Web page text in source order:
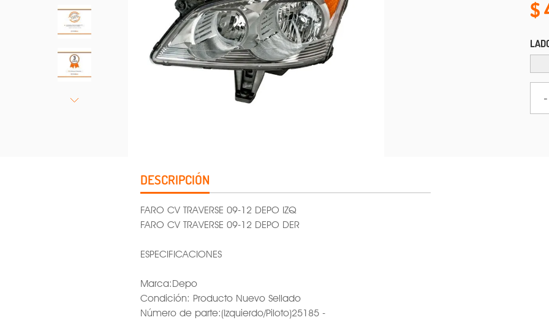
-
DESCRIPCIÓN
FARO CV TRAVERSE 09-12 DEPO IZQ
FARO CV TRAVERSE 09-12 DEPO DER
ESPECIFICACIONES
Marca:Depo
Condición: Producto Nuevo Sellado
Número de parte:(Izquierdo/Piloto)25185 -